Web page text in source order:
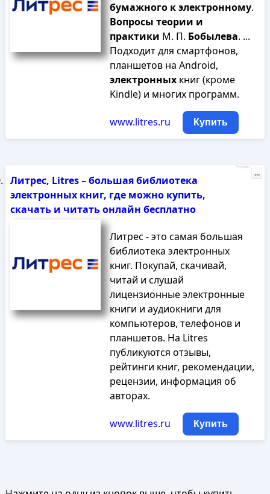
бумажного кэлектронному.
Вопросы теории и
практики М. П. Бобылева. ...
Подходит для смартфонов,
планшетов на Android,
электронныхкниг (кроме
Kindle) и многих программ.
www.litres.ru Купить
Литрес, Litres – большая библиотека
электронных книг, где можно купить,
скачать и читать онлайн бесплатно
Литрес - это самая большая
библиотека электронных
книг. Покупай, скачивай,
читай и слушай
лицензионные электронные
книги и аудиокниги для
компьютеров, телефонов и
планшетов. На Litres
публикуются отзывы,
рейтинги книг, рекомендации,
рецензии, информация об
авторах.
www.litres.ru Купить
Реклама
...